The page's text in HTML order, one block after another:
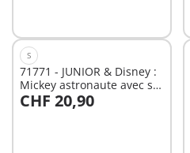
S
71771 - JUNIOR & Disney :
Mickey astronaute avec sa
fusée
CHF 20,90
Au panier